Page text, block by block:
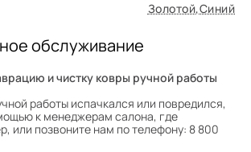
Золотой,Синий
обслуживание
и чистку ковры ручной работы
работы испачкался или повредился,
к менеджерам салона, где
или позвоните нам по телефону: 8 800